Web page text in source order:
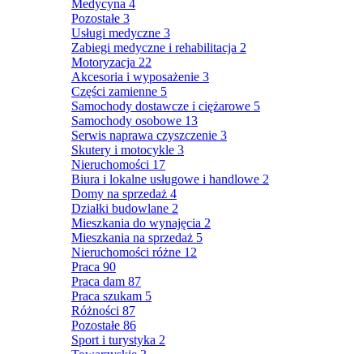
Medycyna 4
Pozostałe 3
Usługi medyczne 3
Zabiegi medyczne i rehabilitacja 2
Motoryzacja 22
Akcesoria i wyposażenie 3
Części zamienne 5
Samochody dostawcze i ciężarowe 5
Samochody osobowe 13
Serwis naprawa czyszczenie 3
Skutery i motocykle 3
Nieruchomości 17
Biura i lokalne usługowe i handlowe 2
Domy na sprzedaż 4
Działki budowlane 2
Mieszkania do wynajęcia 2
Mieszkania na sprzedaż 5
Nieruchomości różne 12
Praca 90
Praca dam 87
Praca szukam 5
Różności 87
Pozostałe 86
Sport i turystyka 2